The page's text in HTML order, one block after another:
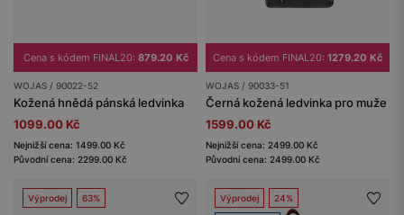
Cena s kódem FINAL20: 879.20 Kč
WOJAS / 90022-52
Kožená hnědá pánská ledvinka
1099.00 Kč
Nejnižší cena: 1499.00 Kč
Původní cena: 2299.00 Kč
Cena s kódem FINAL20: 1279.20 Kč
WOJAS / 90033-51
Černá kožená ledvinka pro muže
1599.00 Kč
Nejnižší cena: 2499.00 Kč
Původní cena: 2499.00 Kč
Výprodej 63% Výprodej 24%